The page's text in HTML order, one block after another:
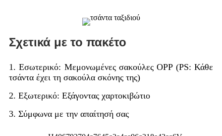
Σχετικά με το πακέτο
1. Εσωτερικό: Μεμονωμένες σακούλες OPP (PS: Κάθε
τσάντα έχει τη σακούλα σκόνης της)
2. Εξωτερικό: Εξάγοντας χαρτοκιβώτιο
3. Σύμφωνα με την απαίτησή σας